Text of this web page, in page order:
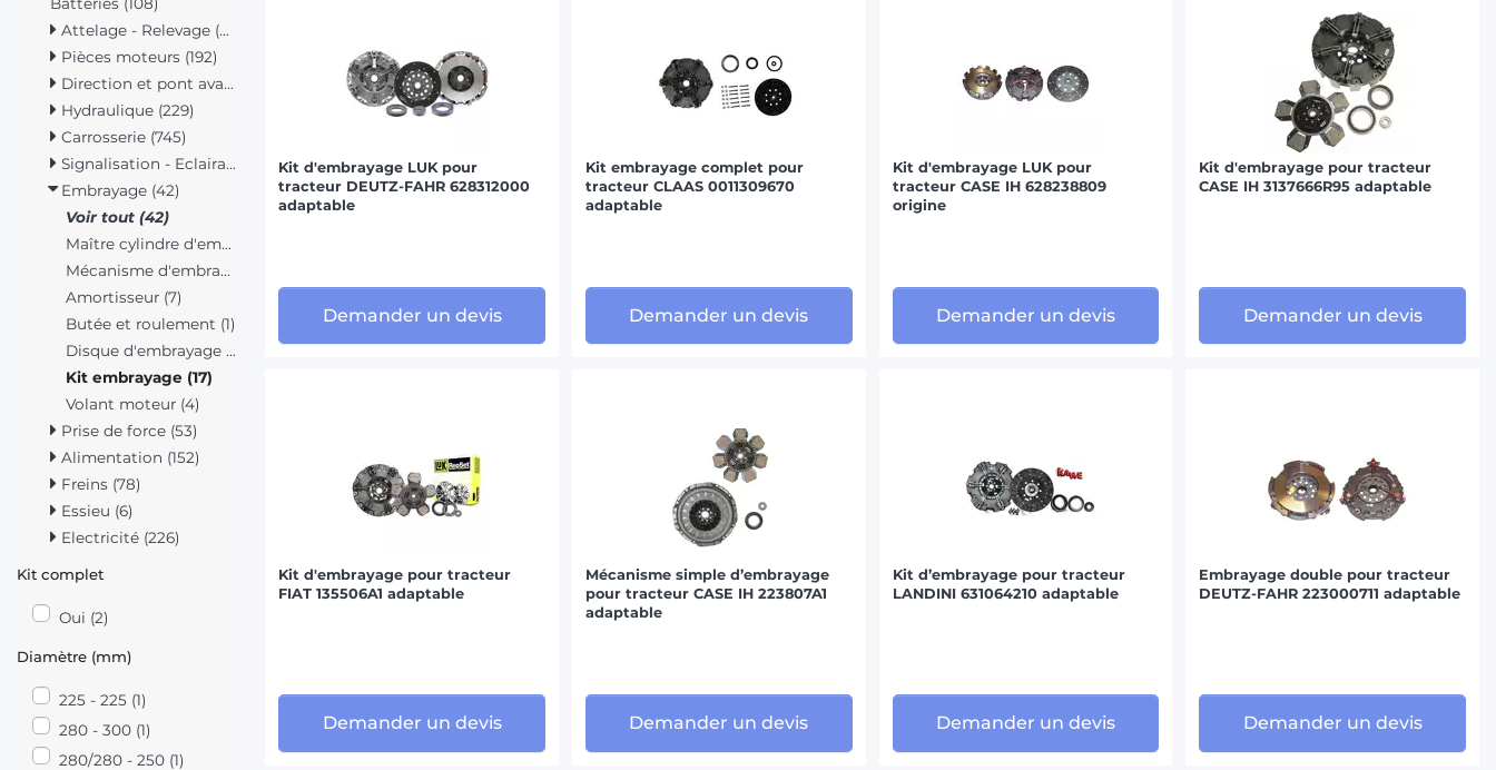
Attelage - Relevage (315)
Pièces moteurs (192)
Direction et pont avant (125)
Hydraulique (229)
Carrosserie (745)
Signalisation - Eclairage (322)
Embrayage (42)
Voir tout (42)
Maître cylindre d'embrayage (1)
Mécanisme d'embrayage (7)
Amortisseur (7)
Butée et roulement (1)
Disque d'embrayage (5)
Kit embrayage (17)
Volant moteur (4)
Prise de force (53)
Alimentation (152)
Freins (78)
Essieu (6)
Electricité (226)
Kit complet
Oui (2)
Diamètre (mm)
225 - 225 (1)
280 - 300 (1)
280/280 - 250 (1)
HURLIMANN (1)
LANDINI (2)
NEW HOLLAND (1)
VALMET-VALTRA (1)
Kit d'embrayage LUK pour
tracteur DEUTZ-FAHR 628312000
adaptable
Demander un devis
Kit embrayage complet pour
tracteur CLAAS 0011309670
adaptable
Demander un devis
Kit d'embrayage LUK pour
tracteur CASE IH 628238809
origine
Demander un devis
Kit d'embrayage pour tracteur
CASE IH 3137666R95 adaptable
Demander un devis
Kit d'embrayage pour tracteur
FIAT 135506A1 adaptable
Demander un devis
Mécanisme simple d’embrayage
pour tracteur CASE IH 223807A1
adaptable
Demander un devis
Kit d’embrayage pour tracteur
LANDINI 631064210 adaptable
Demander un devis
Embrayage double pour tracteur
DEUTZ-FAHR 223000711 adaptable
Demander un devis